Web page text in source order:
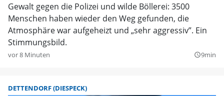
Gewalt gegen die Polizei und wilde Böllerei: 3500
Menschen haben wieder den Weg gefunden, die
Atmosphäre war aufgeheizt und „sehr aggressiv”. Ein
Stimmungsbild.
vor 8 Minuten query_builder9min
DETTENDORF (DIESPECK)